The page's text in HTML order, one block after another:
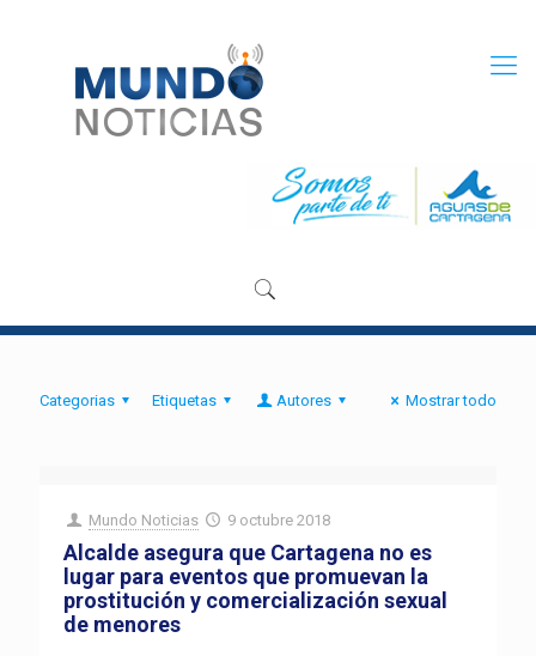
Categorias Etiquetas Autores Mostrar todo
Mundo Noticias 9 octubre 2018
Alcalde asegura que Cartagena no es
lugar para eventos que promuevan la
prostitución y comercialización sexual
de menores